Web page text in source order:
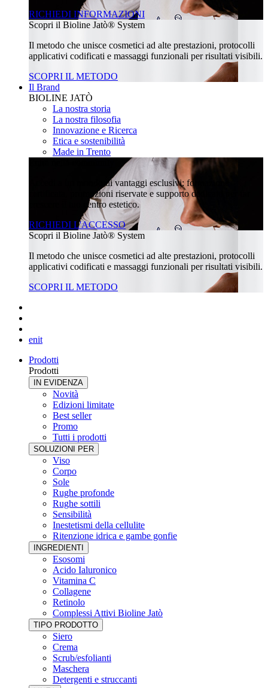
RICHIEDI INFORMAZIONI
Scopri il Bioline Jatò® System
Il metodo che unisce cosmetici ad alte prestazioni, protocolli
applicativi codificati e massaggi funzionali per risultati visibili.
SCOPRI IL METODO
Il Brand
BIOLINE JATÒ
La nostra storia
La nostra filosofia
Innovazione e Ricerca
Etica e sostenibilità
Made in Trento
Accedi a un mondo di vantaggi esclusivi: formazione
certificata, promozioni riservate e supporto dedicato per far
crescere il tuo centro estetico.
RICHIEDI L'ACCESSO
Scopri il Bioline Jatò® System
Il metodo che unisce cosmetici ad alte prestazioni, protocolli
applicativi codificati e massaggi funzionali per risultati visibili.
SCOPRI IL METODO
enit
Prodotti
Prodotti
IN EVIDENZA
Novità
Edizioni limitate
Best seller
Promo
Tutti i prodotti
SOLUZIONI PER
Viso
Corpo
Sole
Rughe profonde
Rughe sottili
Sensibilità
Inestetismi della cellulite
Ritenzione idrica e gambe gonfie
INGREDIENTI
Esosomi
Acido Ialuronico
Vitamina C
Collagene
Retinolo
Complessi Attivi Bioline Jatò
TIPO PRODOTTO
Siero
Crema
Scrub/esfolianti
Maschera
Detergenti e struccanti